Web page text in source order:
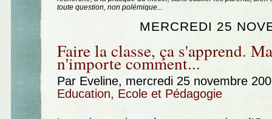
toute question, non polémique...
MERCREDI 25
Faire la classe, ça s'apprend.
n'importe comment...
Par Eveline, mercredi 25 novembre
Education, Ecole et Pédagogie